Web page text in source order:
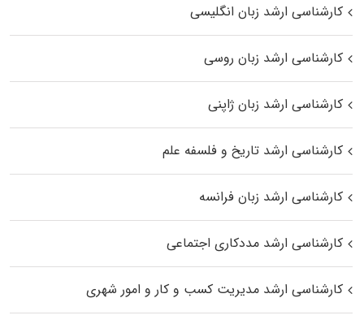
کارشناسی ارشد زبان انگلیسی
کارشناسی ارشد زبان روسی
کارشناسی ارشد زبان ژاپنی
کارشناسی ارشد تاریخ و فلسفه علم
کارشناسی ارشد زبان فرانسه
کارشناسی ارشد مددکاری اجتماعی
کارشناسی ارشد مدیریت کسب و کار و امور شهری